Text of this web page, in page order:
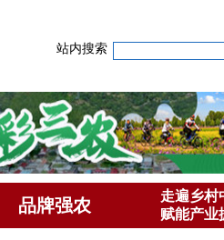
站内搜索
品牌强农
走遍乡村
赋能产业